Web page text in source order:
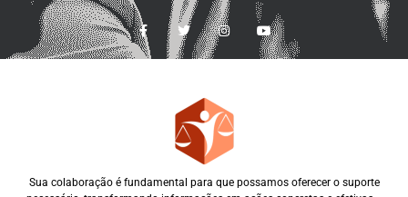
Sua colaboração é fundamental para que possamos oferecer o suporte